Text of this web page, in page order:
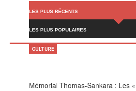
LES PLUS RÉCENTS
LES PLUS POPULAIRES
Mémorial Thomas-Sankara : Les
CULTURE